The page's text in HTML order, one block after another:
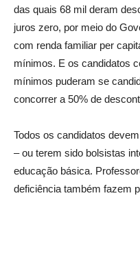
das quais 68 mil deram
juros zero, por meio do
com renda familiar per
mínimos. E os candidatos
mínimos puderam se
concorrer a 50% de
Todos os candidatos
– ou terem sido bolsistas
educação básica.
deficiência também fazem